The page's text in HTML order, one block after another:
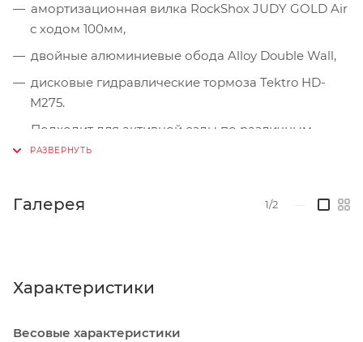
амортизационная вилка RockShox JUDY GOLD Air
с ходом 100мм,
двойные алюминиевые обода Alloy Double Wall,
дисковые гидравлические тормоза Tektro HD-
M275.
Подходит для активной езды по различным
дорогам и пересеченной местности.
Вес - 12.8 кг.
Галерея 1/2
Характеристики
Весовые характеристики